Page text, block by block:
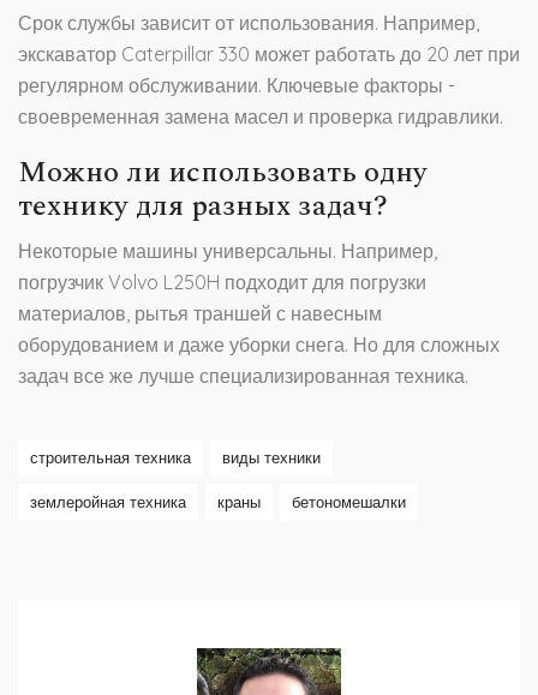
Срок службы зависит от использования. Например,
экскаватор Caterpillar 330 может работать до 20 лет при
регулярном обслуживании. Ключевые факторы -
своевременная замена масел и проверка гидравлики.
Можно ли использовать одну
технику для разных задач?
Некоторые машины универсальны. Например,
погрузчик Volvo L250H подходит для погрузки
материалов, рытья траншей с навесным
оборудованием и даже уборки снега. Но для сложных
задач все же лучше специализированная техника.
строительная техника виды техники
землеройная техника краны бетономешалки